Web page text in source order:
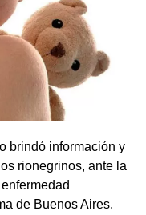
brindó información y
rionegrinos, ante la
de Buenos Aires.